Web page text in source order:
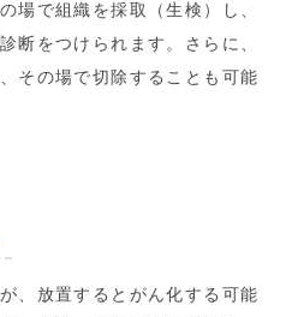
場で組織を採取（生検）し、
断をつけられます。さらに、
その場で切除することも可能
、放置するとがん化する可能